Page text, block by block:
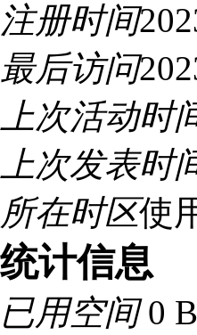
注册时间
最后访问
上次活动时
上次发表时
所在时区使
统计信息
已用空间0 B